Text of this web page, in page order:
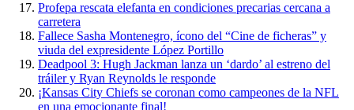
Profepa rescata elefanta en condiciones precarias cercana a
carretera
Fallece Sasha Montenegro, ícono del “Cine de ficheras” y
viuda del expresidente López Portillo
Deadpool 3: Hugh Jackman lanza un ‘dardo’ al estreno del
tráiler y Ryan Reynolds le responde
¡Kansas City Chiefs se coronan como campeones de la NFL
en una emocionante final!